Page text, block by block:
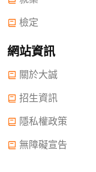
檢定
網站資訊
關於大誠
招生資訊
隱私權政策
無障礙宣告